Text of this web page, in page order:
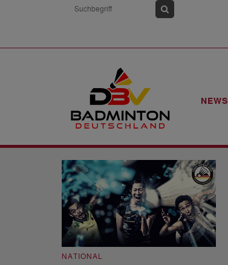
NEWS
NEWS
Coronavirus
NATIONAL